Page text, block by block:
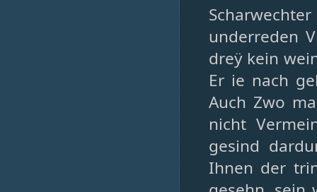
underreden
dreÿ kein
Er ie nach
Auch Zwo
nicht
gesind
Ihnen der